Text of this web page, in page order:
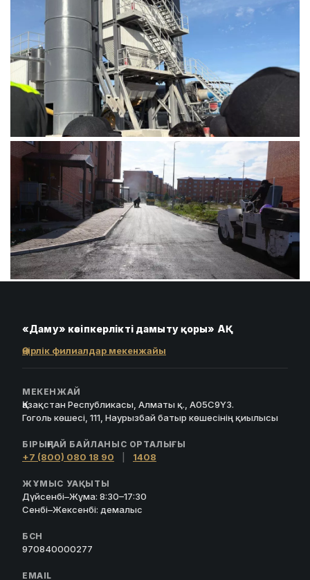
«Даму» кәсіпкерлікті дамыту қоры» АҚ
Өңірлік филиалдар мекенжайы
МЕКЕНЖАЙ
Қазақстан Республикасы, Алматы қ., A05C9Y3.
Гоголь көшесі, 111, Наурызбай батыр көшесінің қиылысы
БІРЫҢҒАЙ БАЙЛАНЫС ОРТАЛЫҒЫ
+7 (800) 080 18 90 1408
ЖҰМЫС УАҚЫТЫ
Дүйсенбі–Жұма: 8:30–17:30
Сенбі–Жексенбі: демалыс
БСН
970840000277
EMAIL